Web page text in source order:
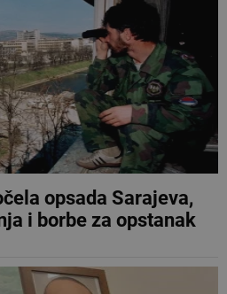
opsada Sarajeva,
i borbe za opstanak